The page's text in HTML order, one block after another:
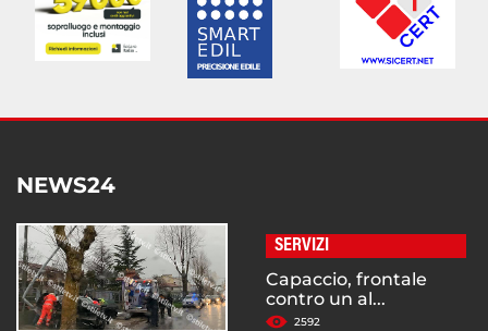
NEWS24
SERVIZI
Capaccio, frontale
contro un al...
2592